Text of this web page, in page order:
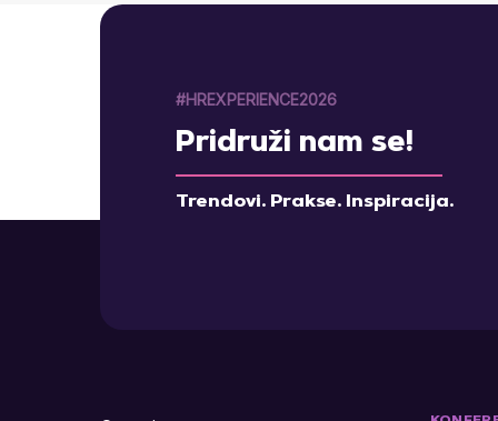
#HREXPERIENCE2026
Pridruži nam se!
Trendovi. Prakse. Inspiracija.